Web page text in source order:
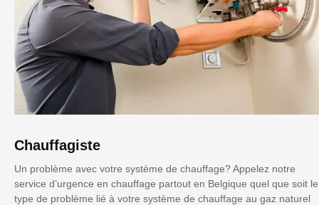
Chauffagiste
Un problème avec votre système de chauffage? Appelez notre
service d’urgence en chauffage partout en Belgique quel que soit le
type de problème lié à votre système de chauffage au gaz naturel